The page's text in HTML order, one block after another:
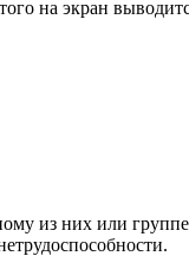
на экран
из них или